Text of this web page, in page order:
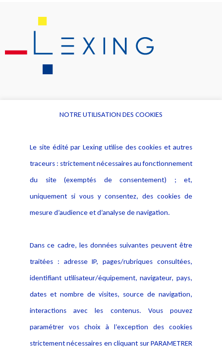
Alerte professionnelle
Déclaration d'accessibilité
Notice Légale
Politique de protection des
données
Publications
NOTRE UTILISATION DES COOKIES
Le site édité par Lexing utilise des cookies et autres
traceurs : strictement nécessaires au fonctionnement
du site (exemptés de consentement) ; et,
uniquement si vous y consentez, des cookies de
mesure d’audience et d’analyse de navigation.
Dans ce cadre, les données suivantes peuvent être
traitées : adresse IP, pages/rubriques consultées,
identifiant utilisateur/équipement, navigateur, pays,
dates et nombre de visites, source de navigation,
interactions avec les contenus. Vous pouvez
paramétrer vos choix à l’exception des cookies
strictement nécessaires en cliquant sur PARAMETRER